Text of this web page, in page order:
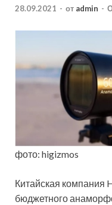
28.09.2021 - от admin -
фото: higizmos
Китайская компания
бюджетного